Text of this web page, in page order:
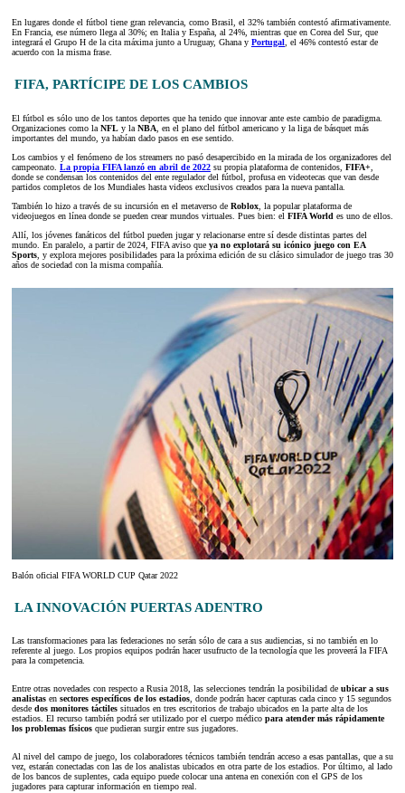
En lugares donde el fútbol tiene gran relevancia, como Brasil, el 32% también contestó afirmativamente.
En Francia, ese número llega al 30%; en Italia y España, al 24%, mientras que en Corea del Sur, que
integrará el Grupo H de la cita máxima junto a Uruguay, Ghana y Portugal , el 46% contestó estar de
acuerdo con la misma frase.
FIFA, PARTÍCIPE DE LOS CAMBIOS
El fútbol es sólo uno de los tantos deportes que ha tenido que innovar ante este cambio de paradigma.
Organizaciones como la NFL y la NBA , en el plano del fútbol americano y la liga de básquet más
importantes del mundo, ya habían dado pasos en ese sentido.
Los cambios y el fenómeno de los streamers no pasó desapercibido en la mirada de los organizadores del
campeonato. La propia FIFA lanzó en abril de 2022 su propia plataforma de contenidos, FIFA+
donde se condensan los contenidos del ente regulador del fútbol, profusa en videotecas que van desde
partidos completos de los Mundiales hasta videos exclusivos creados para la nueva pantalla.
También lo hizo a través de su incursión en el metaverso de Roblox , la popular plataforma de
videojuegos en línea donde se pueden crear mundos virtuales. Pues bien: el FIFA World es uno de ellos.
Allí, los jóvenes fanáticos del fútbol pueden jugar y relacionarse entre sí desde distintas partes del
mundo. En paralelo, a partir de 2024, FIFA aviso que ya no explotará su icónico juego con EA
Sports , y explora mejores posibilidades para la próxima edición de su clásico simulador de juego tras 30
años de sociedad con la misma compañía.
Balón oficial FIFA WORLD CUP Qatar 2022
LA INNOVACIÓN PUERTAS ADENTRO
Las transformaciones para las federaciones no serán sólo de cara a sus audiencias, si no también en lo
referente al juego. Los propios equipos podrán hacer usufructo de la tecnología que les proveerá la FIFA
para la competencia.
Entre otras novedades con respecto a Rusia 2018, las selecciones tendrán la posibilidad de ubicar a sus
analistas en sectores específicos de los estadios, donde podrán hacer capturas cada cinco y 15 segundos
desde dos monitores táctiles situados en tres escritorios de trabajo ubicados en la parte alta de los
estadios. El recurso también podrá ser utilizado por el cuerpo médico para atender más rápidamente
los problemas físicos que pudieran surgir entre sus jugadores.
Al nivel del campo de juego, los colaboradores técnicos también tendrán acceso a esas pantallas, que a su
vez, estarán conectadas con las de los analistas ubicados en otra parte de los estadios. Por último, al lado
de los bancos de suplentes, cada equipo puede colocar una antena en conexión con el GPS de los
jugadores para capturar información en tiempo real.